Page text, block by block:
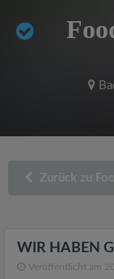
Zurück zu
WIR HABEN
Veröffentlicht am
i